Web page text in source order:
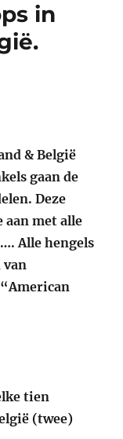
in
& België
gaan de
Deze
aan met alle
Alle hengels
van
tien
(twee)